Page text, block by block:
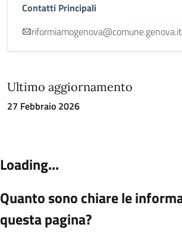
Contatti Principali
riformiamogenova@comune.genova.it
Ultimo aggiornamento
27 Febbraio 2026